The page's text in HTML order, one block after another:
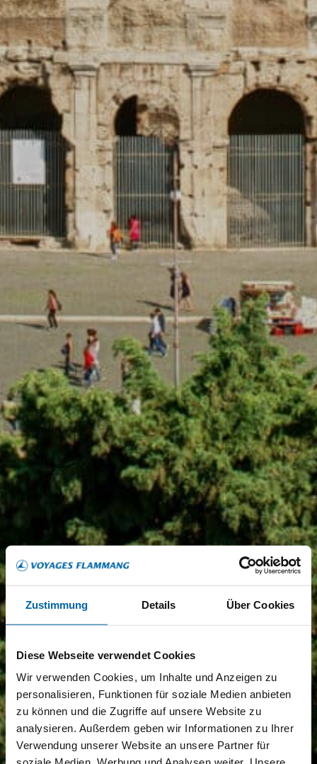
Zustimmung Details Über Cookies
Diese Webseite verwendet Cookies
Wir verwenden Cookies, um Inhalte und Anzeigen zu
personalisieren, Funktionen für soziale Medien anbieten
zu können und die Zugriffe auf unsere Website zu
analysieren. Außerdem geben wir Informationen zu Ihrer
Verwendung unserer Website an unsere Partner für